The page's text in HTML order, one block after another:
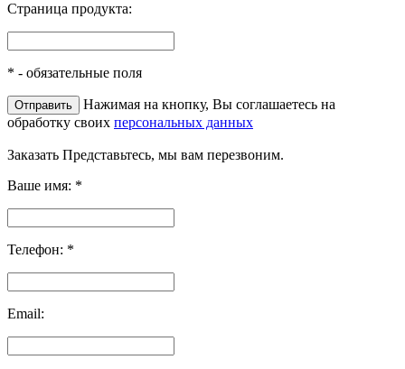
Страница продукта:
* - обязательные поля
Нажимая на кнопку, Вы соглашаетесь на
обработку своих персональных данных
Заказать Представьтесь, мы вам перезвоним.
Ваше имя: *
Телефон: *
Email: